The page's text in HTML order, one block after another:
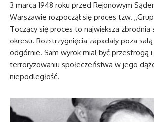
3 marca 1948 roku przed Rejonowym
Warszawie rozpoczął się proces tzw.
Toczący się proces to największa
okresu. Rozstrzygnięcia zapadały poza
odgórnie. Sam wyrok miał być przestrogą i
terroryzowaniu społeczeństwa w jego
niepodległość.